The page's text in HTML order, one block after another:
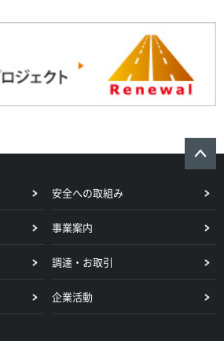
安全への取組み
事業案内
調達・お取引
企業活動